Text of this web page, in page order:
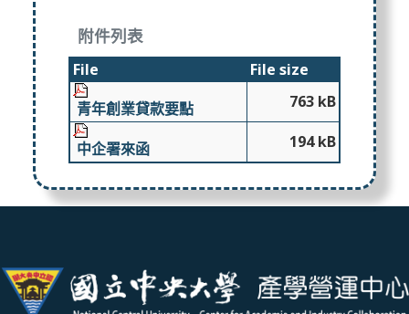
附件列表
File
File size
青年創業貸款要點
763 kB
中企署來函 194 kB